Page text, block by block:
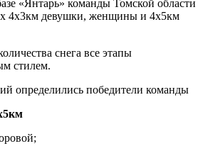
«Янтарь» команды Томской области
4х3км девушки, женщины и 4х5км
снега все этапы
стилем.
определились победители команды